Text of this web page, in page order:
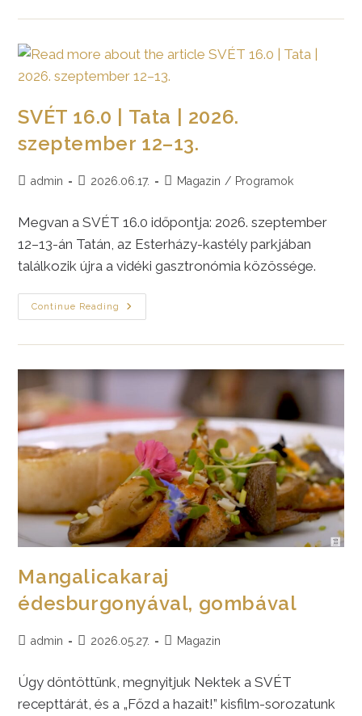
|
2026.
Július
4.
SVÉT 16.0 | Tata | 2026.
szeptember 12–13.
Postadmin
Post2026.06.17.
PostMagazin / Programok
Megvan a SVÉT 16.0 időpontja: 2026. szeptember
12–13-án Tatán, az Esterházy-kastély parkjában
találkozik újra a vidéki gasztronómia közössége.
Continue Reading
SVÉT
16.0
Szeptember
Mangalicakaraj
édesburgonyával, gombával
Postadmin
Post2026.05.27.
PostMagazin
Úgy döntöttünk, megnyitjuk Nektek a SVÉT
recepttárát, és a „Főzd a hazait!” kisfilm-sorozatunk